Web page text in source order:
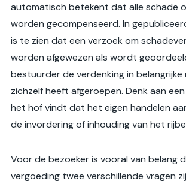
automatisch betekent dat alle schade
worden gecompenseerd. In
is te zien dat een verzoek om
worden afgewezen als wordt
bestuurder de verdenking in
zichzelf heeft afgeroepen. Denk aan
het hof vindt dat het eigen handelen
de invordering of inhouding van het
Voor de bezoeker is vooral van belang
vergoeding twee verschillende vragen